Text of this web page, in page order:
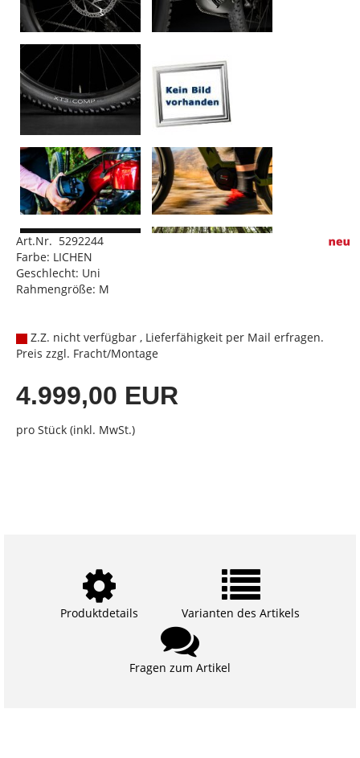
Art.Nr. 5292244
Farbe: LICHEN
Geschlecht: Uni
Rahmengröße: M
Z.Z. nicht verfügbar , Lieferfähigkeit per Mail erfragen.
Preis zzgl. Fracht/Montage
4.999,00 EUR
pro Stück (inkl. MwSt.)
Produktdetails Varianten des Artikels
Fragen zum Artikel